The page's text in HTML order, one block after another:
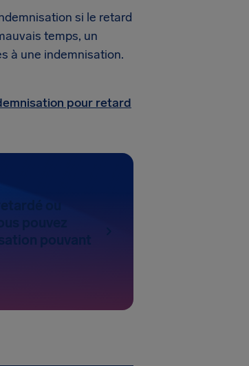
si le retard
temps, un
à une indemnisation.
pour retard
ou
pouvez
pouvant